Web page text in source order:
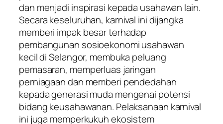
dan menjadi inspirasi kepada usahawan lain.
Secara keseluruhan, karnival ini dijangka
memberi impak besar terhadap
pembangunan sosioekonomi usahawan
kecil di Selangor, membuka peluang
pemasaran, memperluas jaringan
perniagaan dan memberi pendedahan
kepada generasi muda mengenai potensi
bidang keusahawanan. Pelaksanaan karnival
ini juga memperkukuh ekosistem